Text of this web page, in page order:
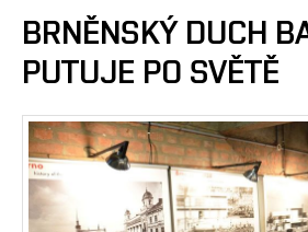
BRNĚNSKÝ DUCH
PUTUJE PO SVĚTĚ